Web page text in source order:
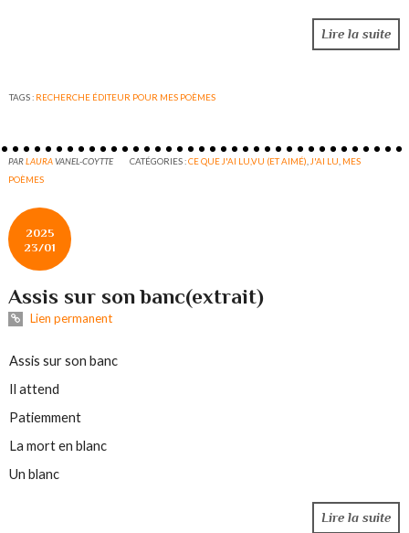
Lire la suite
TAGS : RECHERCHE ÉDITEUR POUR MES POÈMES
PARLAURAVANEL-COYTTE CATÉGORIES :CE QUE J'AI LU,VU (ET AIMÉ) J'AI LU MES
POÈMES
2025
23/01
Assis sur son banc(extrait)
Lien permanent
Assis sur son banc
Il attend
Patiemment
La mort en blanc
Un blanc
Lire la suite